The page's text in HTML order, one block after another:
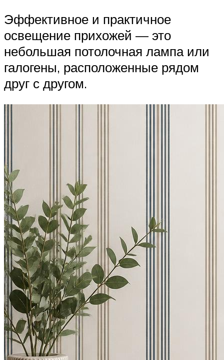
Эффективное и практичное
освещение прихожей — это
небольшая потолочная лампа или
галогены, расположенные рядом
друг с другом.